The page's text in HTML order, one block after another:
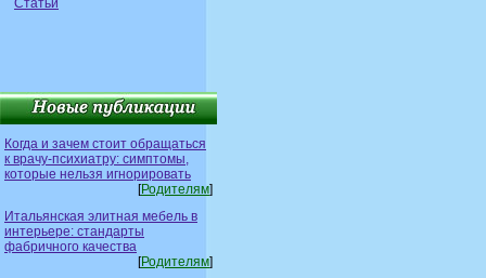
Когда и зачем стоит обращаться
к врачу-психиатру: симптомы,
которые нельзя игнорировать
[Родителям]
Итальянская элитная мебель в
интерьере: стандарты
фабричного качества
[Родителям]